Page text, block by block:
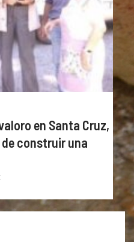
en Santa Cruz,
construir una